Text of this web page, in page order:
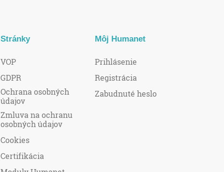
Stránky
VOP
GDPR
Ochrana osobných
údajov
Zmluva na ochranu
osobných údajov
Cookies
Certifikácia
Môj Humanet
Prihlásenie
Registrácia
Zabudnuté heslo